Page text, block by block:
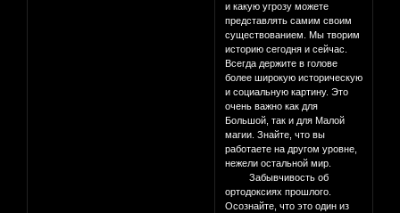
и какую угрозу можете
представлять самим своим
существованием. Мы творим
историю сегодня и сейчас.
Всегда держите в голове
более широкую историческую
и социальную картину. Это
очень важно как для
Большой, так и для Малой
магии. Знайте, что вы
работаете на другом уровне,
нежели остальной мир.
Забывчивость об
ортодоксиях прошлого.
Осознайте, что это один из